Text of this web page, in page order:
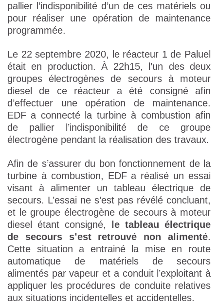
pallier l’indisponibilité d’un de ces matériels ou
pour réaliser une opération de maintenance
programmée.
Le 22 septembre 2020, le réacteur 1 de Paluel
était en production. À 22h15, l’un des deux
groupes électrogènes de secours à moteur
diesel de ce réacteur a été consigné afin
d’effectuer une opération de maintenance.
EDF a connecté la turbine à combustion afin
de pallier l’indisponibilité de ce groupe
électrogène pendant la réalisation des travaux.
Afin de s’assurer du bon fonctionnement de la
turbine à combustion, EDF a réalisé un essai
visant à alimenter un tableau électrique de
secours. L’essai ne s’est pas révélé concluant,
et le groupe électrogène de secours à moteur
diesel étant consigné,
le tableau électrique
de secours s’est retrouvé non alimenté.
Cette situation a entrainé la mise en route
automatique de matériels de secours
alimentés par vapeur et a conduit l’exploitant à
appliquer les procédures de conduite relatives
aux situations incidentelles et accidentelles.